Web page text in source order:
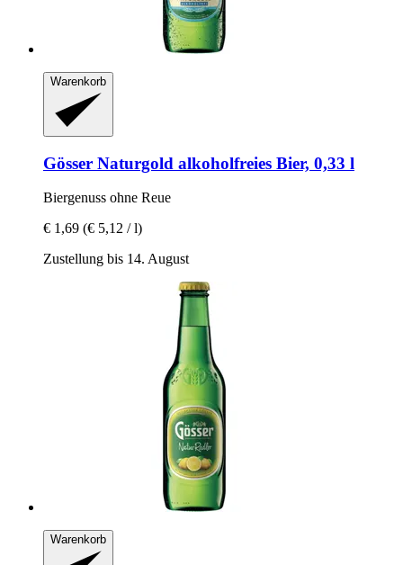
Warenkorb
Gösser Naturgold alkoholfreies Bier, 0,33 l
Biergenuss ohne Reue
€ 1,69 (€ 5,12 / l)
Zustellung bis 14. August
Warenkorb